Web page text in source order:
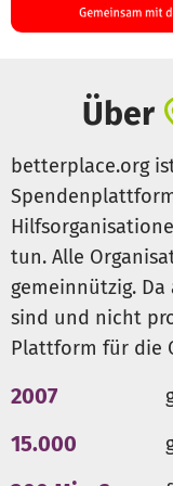
zur Decke unter
Schaden
Fassade, die
Boote wurden
mitgerissen. Das
Nachwuchsbereich
Welchen Schaden
genommen hat, ist
Allein aus eigener
dankbar!
Über
betterplace.org
tun. Alle
gemeinnützig.
sind und nicht
Plattform für die
2007
15.000